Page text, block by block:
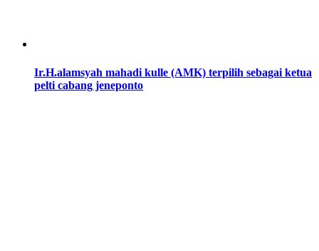
Ir.H.alamsyah mahadi kulle (AMK) terpilih sebagai ketua
pelti cabang jeneponto